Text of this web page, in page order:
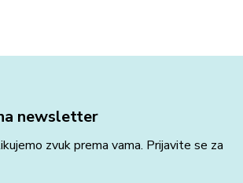
newsletter
zvuk prema vama. Prijavite se za